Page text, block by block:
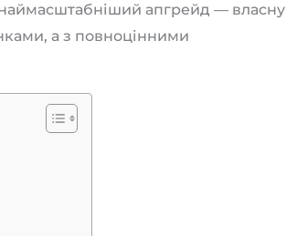
наймасштабніший апгрейд — власну
а з повноцінними